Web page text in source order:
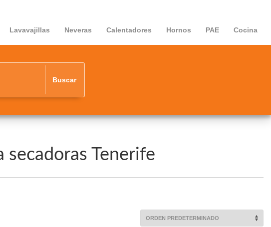
Lavavajillas Neveras Calentadores Hornos PAE Cocina
Buscar
secadoras Tenerife